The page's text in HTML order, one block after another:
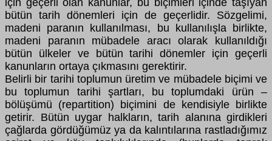
için geçerli olan kanunlar, bu biçimleri içinde taşıyan
bütün tarih dönemleri için de geçerlidir. Sözgelimi,
madeni paranın kullanılması, bu kullanılışla birlikte,
madeni paranın mübadele aracı olarak kullanıldığı
bütün ülkeler ve bütün tarihi dönemler için geçerli
kanunların ortaya çıkmasını gerektirir.
Belirli bir tarihi toplumun üretim ve mübadele biçimi ve
bu toplumun tarihi şartları, bu toplumdaki ürün –
bölüşümü (repartition) biçimini de kendisiyle birlikte
getirir. Bütün uygar halkların, tarih alanına girdikleri
çağlarda gördüğümüz ya da kalıntılarına rastladığımız